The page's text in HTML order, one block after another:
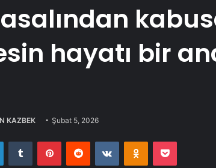
hayatı bir
KAZBEK Şubat 5, 2026
LinkedInTumblr PinterestReddit VKontakteOdnoklassniki
Pocket